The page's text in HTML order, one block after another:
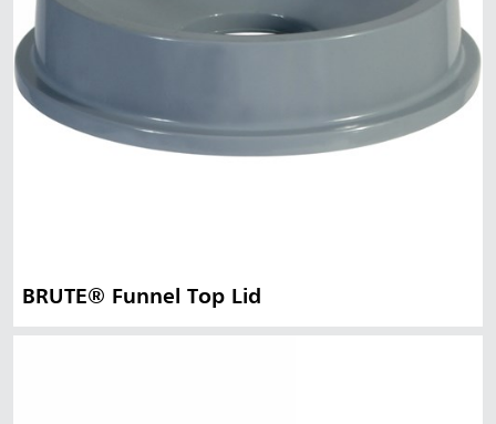
BRUTE® Funnel Top Lid